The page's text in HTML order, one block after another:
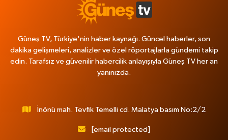
Güneş TV, Türkiye'nin haber kaynağı. Güncel haberler, son
dakika gelişmeleri, analizler ve özel röportajlarla gündemi takip
edin. Tarafsız ve güvenilir habercilik anlayışıyla Güneş TV her an
yanınızda.
İnönü mah. Tevfik Temelli cd. Malatya basım No:2/2
[email protected]